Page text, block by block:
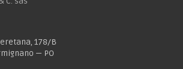
178/B
— PO